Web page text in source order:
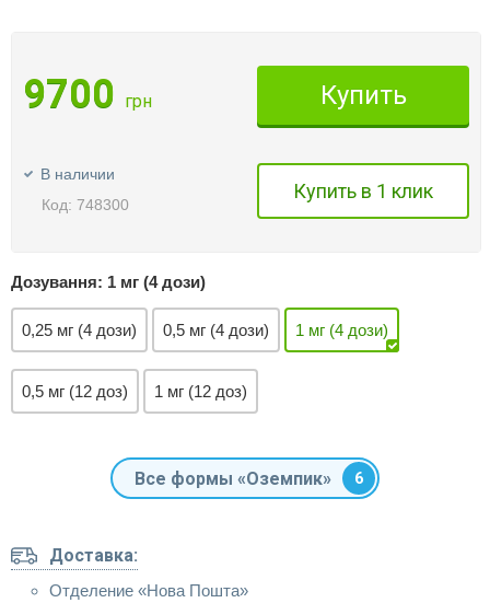
9700 грн
В наличии
Код: 748300
Купить
Купить в 1 клик
Дозування: 1 мг (4 дози)
0,25 мг (4 дози) 0,5 мг (4 дози) 1 мг (4 дози)
0,5 мг (12 доз) 1 мг (12 доз)
Все формы «Оземпик» 6
Доставка:
Отделение «Нова Пошта»